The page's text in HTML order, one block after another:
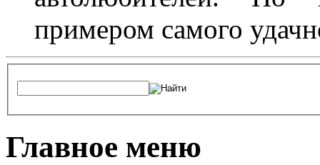
примером самого
Главное меню